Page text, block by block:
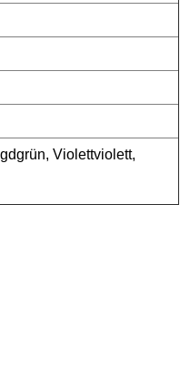
Violettviolett,